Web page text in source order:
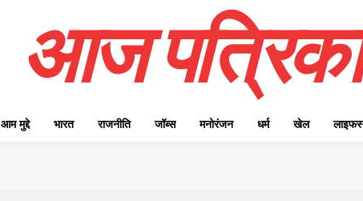
आज पत्रिका
आम मुद्दे भारत राजनीति जॉब्स मनोरंजन धर्म खेल